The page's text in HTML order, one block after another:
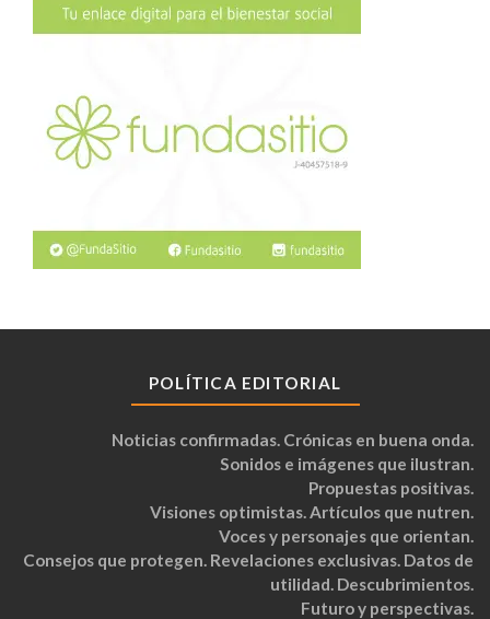
POLÍTICA EDITORIAL
Noticias confirmadas. Crónicas en buena onda.
Sonidos e imágenes que ilustran.
Propuestas positivas.
Visiones optimistas. Artículos que nutren.
Voces y personajes que orientan.
Consejos que protegen. Revelaciones exclusivas. Datos de
utilidad. Descubrimientos.
Futuro y perspectivas.